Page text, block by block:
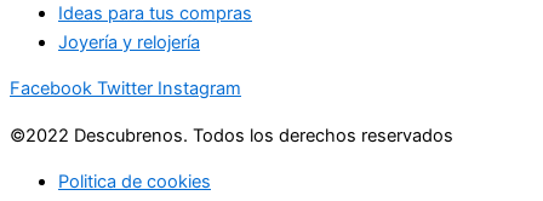
Ideas para tus compras
Joyería y relojería
Facebook Twitter Instagram
©2022 Descubrenos. Todos los derechos reservados
Politica de cookies